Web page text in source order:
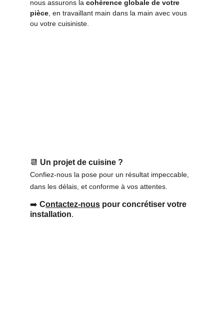
📆 Un projet de cuisine ?
Confiez-nous la pose pour un résultat impeccable,
dans les délais, et conforme à vos attentes.
➡️ Contactez-nous pour concrétiser votre
installation.
nous assurons la cohérence globale de votre
pièce , en travaillant main dans la main avec vous
ou votre cuisiniste.